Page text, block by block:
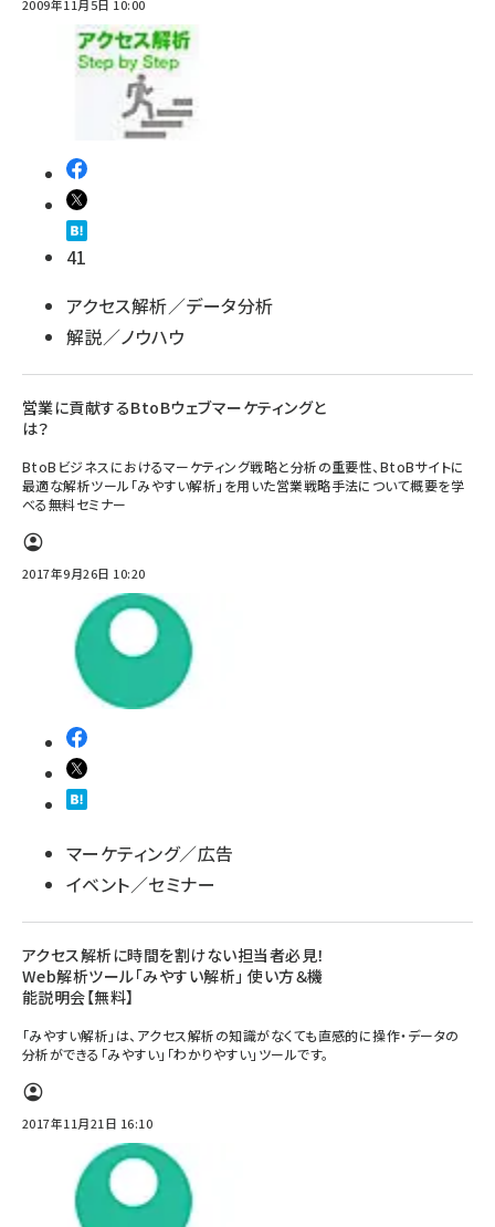
2009年11月5日 10:00
41
アクセス解析／データ分析
解説／ノウハウ
営業に貢献するBtoBウェブマーケティングと
は？
BtoBビジネスにおけるマーケティング戦略と分析の重要性、BtoBサイトに
最適な解析ツール「みやすい解析」を用いた営業戦略手法について概要を学
べる無料セミナー
2017年9月26日 10:20
マーケティング／広告
イベント／セミナー
アクセス解析に時間を割けない担当者必見！
Web解析ツール「みやすい解析」 使い方＆機
能説明会【無料】
「みやすい解析」は、アクセス解析の知識がなくても直感的に操作・データの
分析ができる「みやすい」「わかりやすい」ツールです。
2017年11月21日 16:10